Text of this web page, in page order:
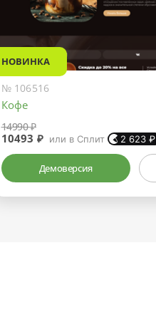
НОВИНКА
№ 106516
Кофе
14990 ₽
10493 ₽ или в Сплит 2 623₽
Демоверсия